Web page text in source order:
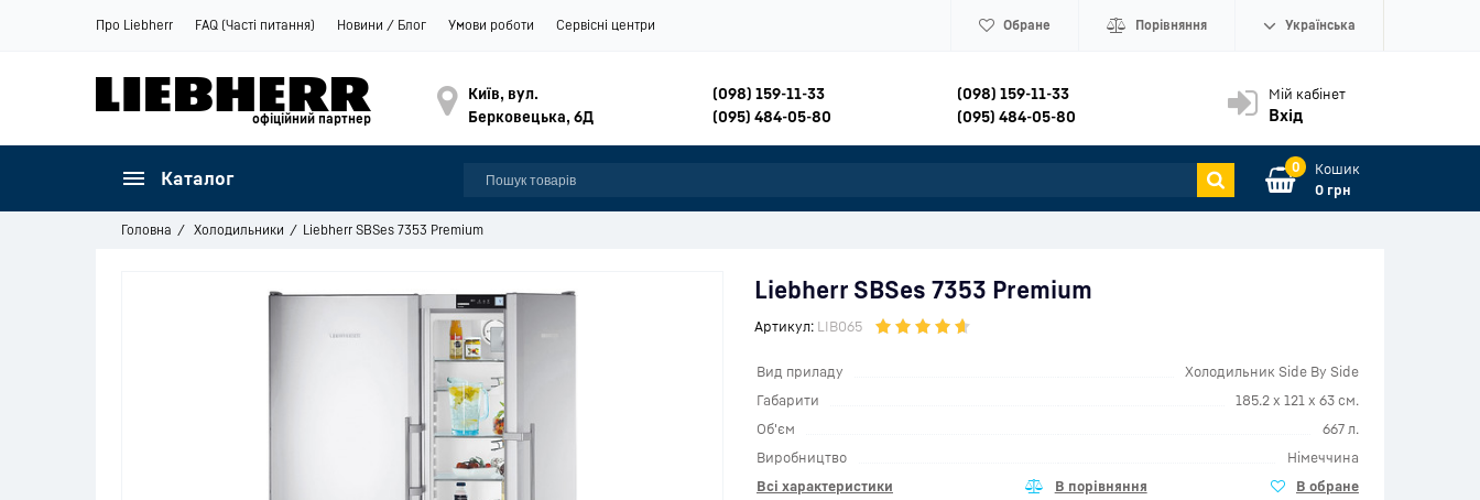
Про Liebherr FAQ (Часті питання) Новини / Блог Умови роботи Сервісні центри Обране Порівняння Українська
офіційний партнер
Мій кабінет
Вхід
Київ, вул.
Берковецька, 6Д
(098) 159-11-33
(095) 484-05-80
(098) 159-11-33
(095) 484-05-80
0
Кошик
0 грн
Каталог
Головна Холодильники Liebherr SBSes 7353 Premium
Liebherr SBSes 7353 Premium
Артикул: LIB065
Вид приладу
Холодильник Side By Side
Габарити
185.2 х 121 х 63 см.
Об'єм
667 л.
Виробництво
Німеччина
Всі характеристики